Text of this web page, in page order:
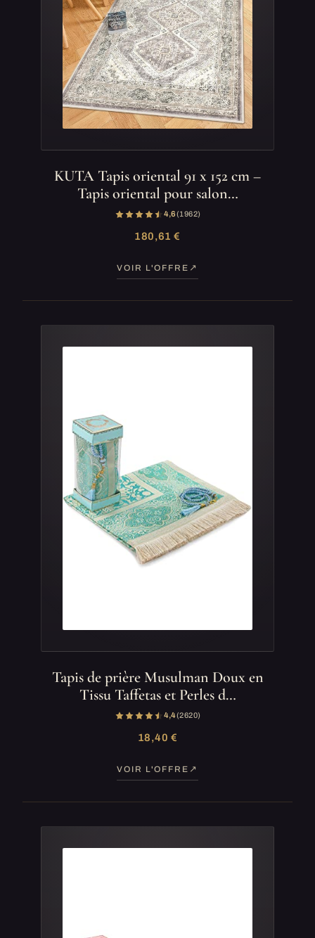
KUTA Tapis oriental 91 x 152 cm –
Tapis oriental pour salon…
4,6(1 962)
180,61 €
VOIR L'OFFRE
Tapis de prière Musulman Doux en
Tissu Taffetas et Perles d…
4,4(2 620)
18,40 €
VOIR L'OFFRE